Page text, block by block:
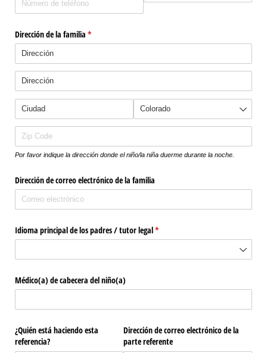
Dirección de la familia *
(required)
Por favor indique la dirección donde el niño/la niña duerme durante la noche.
Dirección de correo electrónico de la familia
Idioma principal de los padres /​ tutor legal*
(required)
Médico(a) de cabecera del niño(a)
¿Quién está haciendo esta
referencia?
Dirección de correo electrónico de la
parte referente